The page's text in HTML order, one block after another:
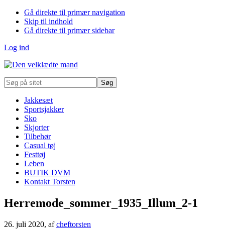
Gå direkte til primær navigation
Skip til indhold
Gå direkte til primær sidebar
Log ind
Søg
på
Jakkesæt
Sportsjakker
Sko
Skjorter
Tilbehør
Casual tøj
Festtøj
Leben
BUTIK DVM
Kontakt Torsten
Herremode_sommer_1935_Illum_2-1
26. juli 2020, afcheftorsten